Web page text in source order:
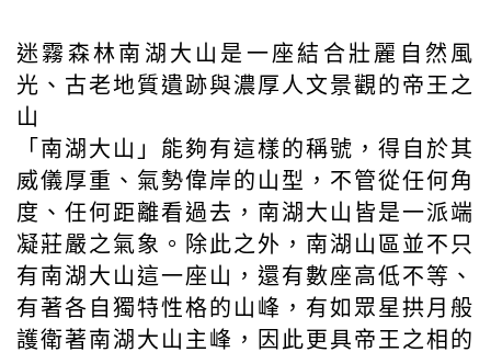
迷霧森林南湖大山是一座結合壯麗自然風
光、古老地質遺跡與濃厚人文景觀的帝王之
山
「南湖大山」能夠有這樣的稱號，得自於其
威儀厚重、氣勢偉岸的山型，不管從任何角
度、任何距離看過去，南湖大山皆是一派端
凝莊嚴之氣象。除此之外，南湖山區並不只
有南湖大山這一座山，還有數座高低不等、
有著各自獨特性格的山峰，有如眾星拱月般
護衛著南湖大山主峰，因此更具帝王之相的